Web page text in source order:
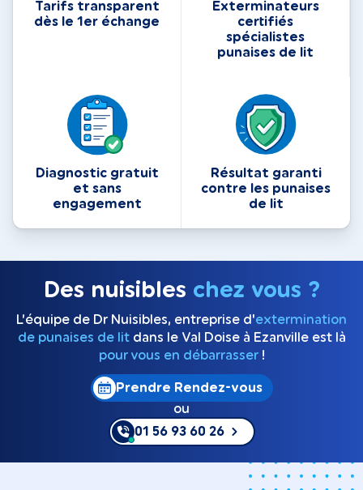
Tarifs transparent
dès le 1er échange
Exterminateurs
certifiés
spécialistes
punaises de lit
Diagnostic gratuit
et sans
engagement
Résultat garanti
contre les punaises
de lit
Des nuisibles chez vous ?
L’équipe de Dr Nuisibles, entreprise d'extermination
de punaises de litdans le Val Doise à Ezanville est là
pour vous en débarrasser!
Prendre Rendez-vous
ou
01 56 93 60 26